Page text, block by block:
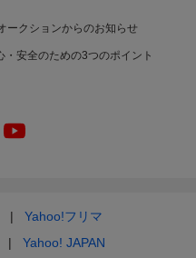
ークションからのお知らせ
・安全のための3つのポイント
Yahoo!フリマ
Yahoo! JAPAN